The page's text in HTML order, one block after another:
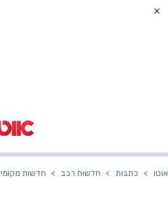
אוטו כתבות חדשות רכב חדשות